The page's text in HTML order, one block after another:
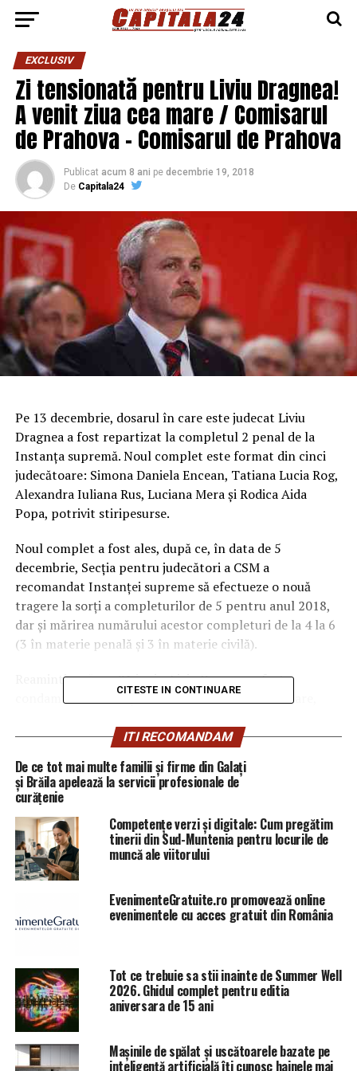
EXCLUSIV
Zi tensionată pentru Liviu Dragnea!
A venit ziua cea mare / Comisarul
de Prahova – Comisarul de Prahova
Publicat acum 8 ani pe decembrie 19, 2018
De Capitala24
Pe 13 decembrie, dosarul în care este judecat Liviu
Dragnea a fost repartizat la completul 2 penal de la
Instanţa supremă. Noul complet este format din cinci
judecătoare: Simona Daniela Encean, Tatiana Lucia Rog,
Alexandra Iuliana Rus, Luciana Mera şi Rodica Aida
Popa, potrivit stiripesurse.
Noul complet a fost ales, după ce, în data de 5
decembrie, Secţia pentru judecători a CSM a
recomandat Instanţei supreme să efectueze o nouă
tragere la sorţi a completurilor de 5 pentru anul 2018,
dar şi mărirea numărului acestor completuri de la 4 la 6
(3 în materie penală şi 3 în materie civilă).
Reamintim că, pe 21 iunie, Liviu Dragnea a fost
condamnat la 3 ani şi 6 luni închisoare cu executare,
serviciu în dosarul DGASPC Teleorman, care viza
şi Anisa Niculina Stoica. Decizia nu este definitivă.
Cele două angajate care aveau semnat un contract de
muncă cu DGASPC Teleorman, nu s-au prezentat la
serviciu şi nici nu au prestat vreuna dintre activităţile
înscrise în contractul lor muncă, în schimb ele
desfăşurându-şi activitatea la sediul organizaţiei PSD
DNA susţine că, în calitate de preşedinte al CJ
Teleorman, Liviu Dragnea coordona şi controla
activitatea DGASPC Teleorman, instituţie în cadrul
căreia au fost încadrate Adriana Botorogeanu şi Anisa
Niculina Stoica.
CITESTE IN CONTINUARE
ITI RECOMANDAM
De ce tot mai multe familii și firme din Galați
și Brăila apelează la servicii profesionale de
curățenie
Competențe verzi și digitale: Cum pregătim
tinerii din Sud-Muntenia pentru locurile de
muncă ale viitorului
EvenimenteGratuite.ro promovează online
evenimentele cu acces gratuit din România
Tot ce trebuie sa stii inainte de Summer Well
2026. Ghidul complet pentru editia
aniversara de 15 ani
Mașinile de spălat și uscătoarele bazate pe
inteligență artificială îți cunosc hainele mai